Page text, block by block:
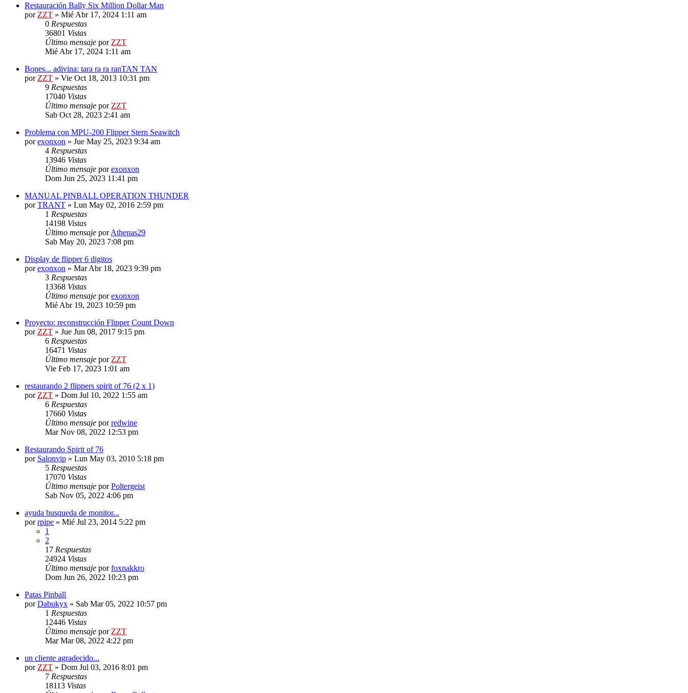
Restauración Bally Six Million Dollar Man
por ZZT » Mié Abr 17, 2024 1:11 am
0 Respuestas
36801 Vistas
Último mensaje por ZZT
Mié Abr 17, 2024 1:11 am
Bones... adivina: tara ra ra ranTAN TAN
por ZZT » Vie Oct 18, 2013 10:31 pm
9 Respuestas
17040 Vistas
Último mensaje por ZZT
Sab Oct 28, 2023 2:41 am
Problema con MPU-200 Flipper Stern Seawitch
porexonxon » Jue May 25, 2023 9:34 am
4 Respuestas
13946 Vistas
Último mensaje porexonxon
Dom Jun 25, 2023 11:41 pm
MANUAL PINBALL OPERATION THUNDER
porTRANT » Lun May 02, 2016 2:59 pm
1 Respuestas
14198 Vistas
Último mensaje porAthenas29
Sab May 20, 2023 7:08 pm
Display de flipper 6 digitos
porexonxon » Mar Abr 18, 2023 9:39 pm
3 Respuestas
13368 Vistas
Último mensaje porexonxon
Mié Abr 19, 2023 10:59 pm
Proyecto: reconstrucción Flipper Count Down
por ZZT » Jue Jun 08, 2017 9:15 pm
6 Respuestas
16471 Vistas
Último mensaje por ZZT
Vie Feb 17, 2023 1:01 am
restaurando 2 flippers spirit of 76 (2 x 1)
por ZZT » Dom Jul 10, 2022 1:55 am
6 Respuestas
17660 Vistas
Último mensaje porredwine
Mar Nov 08, 2022 12:53 pm
Restaurando Spirit of 76
por Salonvip » Lun May 03, 2010 5:18 pm
5 Respuestas
17070 Vistas
Último mensaje porPoltergeist
Sab Nov 05, 2022 4:06 pm
ayuda busqueda de monitor...
porrpipe » Mié Jul 23, 2014 5:22 pm
1
2
17 Respuestas
24924 Vistas
Último mensaje porfoxnakkro
Dom Jun 26, 2022 10:23 pm
Patas Pinball
porDabukyx » Sab Mar 05, 2022 10:57 pm
1 Respuestas
12446 Vistas
Último mensaje por ZZT
Mar Mar 08, 2022 4:22 pm
un cliente agradecido...
por ZZT » Dom Jul 03, 2016 8:01 pm
7 Respuestas
18113 Vistas